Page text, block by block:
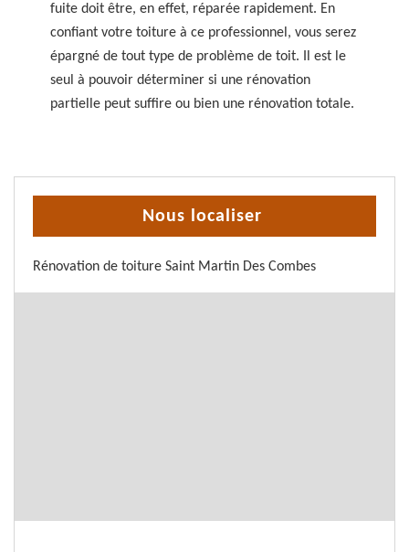
fuite doit être, en effet, réparée rapidement. En
confiant votre toiture à ce professionnel, vous serez
épargné de tout type de problème de toit. Il est le
seul à pouvoir déterminer si une rénovation
partielle peut suffire ou bien une rénovation totale.
Nous localiser
Rénovation de toiture Saint Martin Des Combes